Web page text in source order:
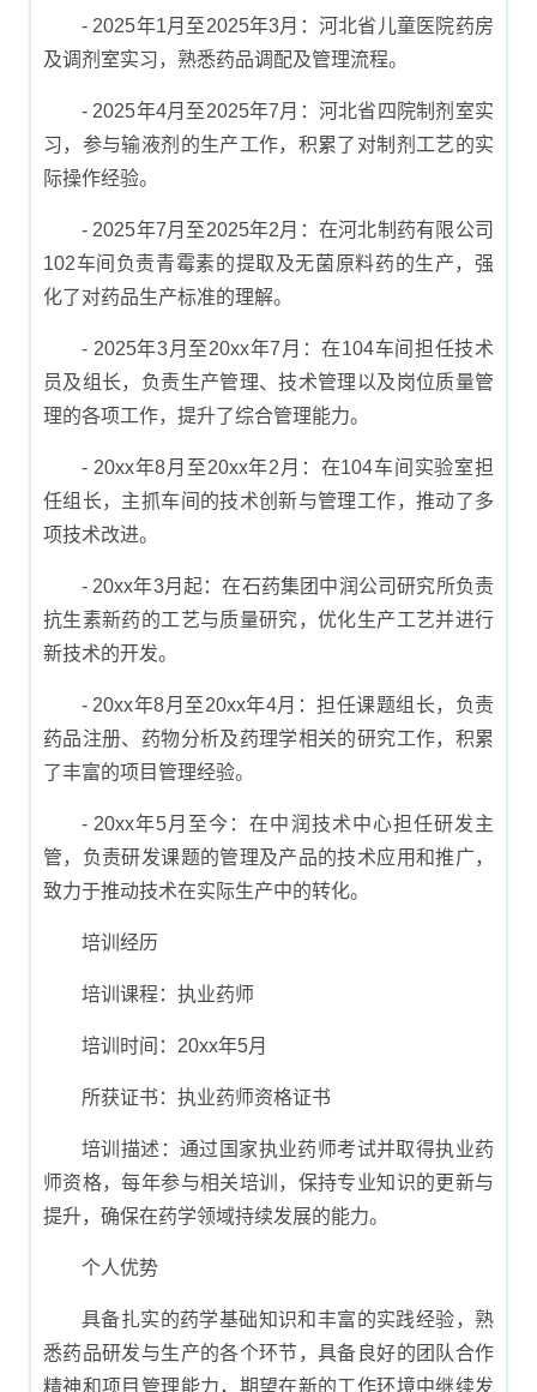
- 2025年1月至2025年3月：河北省儿童医院药房
及调剂室实习，熟悉药品调配及管理流程。
- 2025年4月至2025年7月：河北省四院制剂室实
习，参与输液剂的生产工作，积累了对制剂工艺的实
际操作经验。
- 2025年7月至2025年2月：在河北制药有限公司
102车间负责青霉素的提取及无菌原料药的生产，强
化了对药品生产标准的理解。
- 2025年3月至20xx年7月：在104车间担任技术
员及组长，负责生产管理、技术管理以及岗位质量管
理的各项工作，提升了综合管理能力。
- 20xx年8月至20xx年2月：在104车间实验室担
任组长，主抓车间的技术创新与管理工作，推动了多
项技术改进。
- 20xx年3月起：在石药集团中润公司研究所负责
抗生素新药的工艺与质量研究，优化生产工艺并进行
新技术的开发。
- 20xx年8月至20xx年4月：担任课题组长，负责
药品注册、药物分析及药理学相关的研究工作，积累
了丰富的项目管理经验。
- 20xx年5月至今：在中润技术中心担任研发主
管，负责研发课题的管理及产品的技术应用和推广，
致力于推动技术在实际生产中的转化。
培训经历
培训课程：执业药师
培训时间：20xx年5月
所获证书：执业药师资格证书
培训描述：通过国家执业药师考试并取得执业药
师资格，每年参与相关培训，保持专业知识的更新与
提升，确保在药学领域持续发展的能力。
个人优势
具备扎实的药学基础知识和丰富的实践经验，熟
悉药品研发与生产的各个环节，具备良好的团队合作
精神和项目管理能力，期望在新的工作环境中继续发